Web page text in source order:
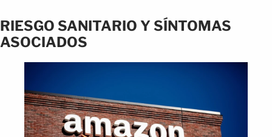
RIESGO SANITARIO Y SÍNTOMAS
ASOCIADOS